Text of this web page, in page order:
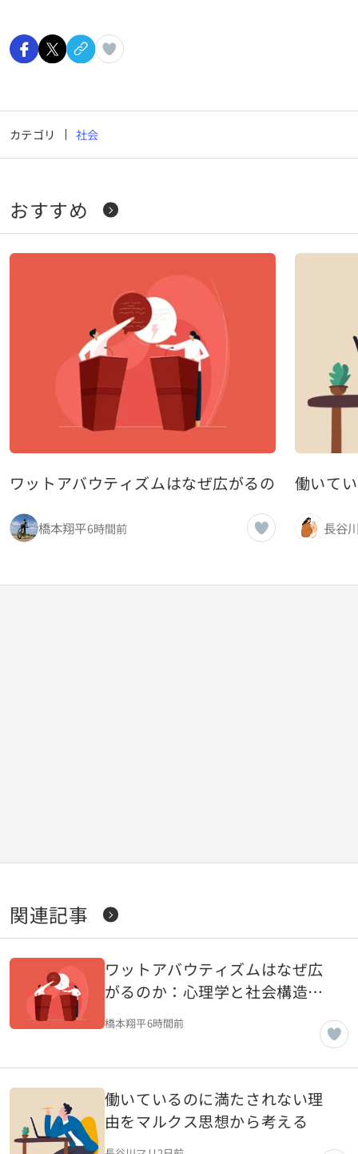
カテゴリ 社会
おすすめ
ワットアバウティズムはなぜ広がるのか：心理
橋本翔平6時間前
働いて
長谷
関連記事
ワットアバウティズムはなぜ広
がるのか：心理学と社会構造か
ら読み解く
橋本翔平6時間前
働いているのに満たされない理
由をマルクス思想から考える